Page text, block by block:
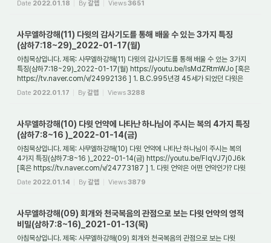
Date 2022.01.18 By갈렙 Views3651
사무엘하강해(11) 다윗의 감사기도를 통해 배울 수 있는 3가지 특징
(삼하7:18~29)_2022-01-17(월)
아침묵상입니다. 제목: 사무엘하강해(11) 다윗의 감사기도를 통해 배울 수 있는 3가지
특징(삼하7:18~29)_2022-01-17(월) https://youtu.be/IsMdZRtmWJo [혹은
https://tv.naver.com/v/24992136 ] 1. B.C.995년경 45세가 되었던 다윗은
어떻게 되어서 하나님께...
Date 2022.01.17 By갈렙 Views3288
사무엘하강해(10) 다윗 언약에 나타난 하나님이 주시는 복의 4가지 특징
(삼하7:8~16 )_2022-01-14(금)
아침묵상입니다. 제목: 사무엘하강해(10) 다윗 언약에 나타난 하나님이 주시는 복의
4가지 특징(삼하7:8~16 )_2022-01-14(금) https://youtu.be/FlqVJ7j0J6k
[혹은 https://tv.naver.com/v/24773187 ] 1. 다윗 언약은 어떤 언약인가? 다윗
언약은 편무언약(片...
Date 2022.01.14 By갈렙 Views3879
사무엘하강해(09) 회개와 천국복음의 관점으로 보는 다윗 언약의 영적
비밀(삼하7:8~16)_2021-01-13(목)
아침묵상입니다. 제목: 사무엘하강해(09) 회개와 천국복음의 관점으로 보는 다윗